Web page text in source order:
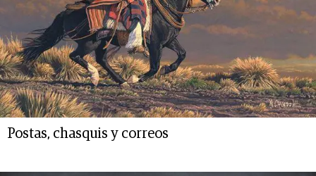
Postas, chasquis y correos